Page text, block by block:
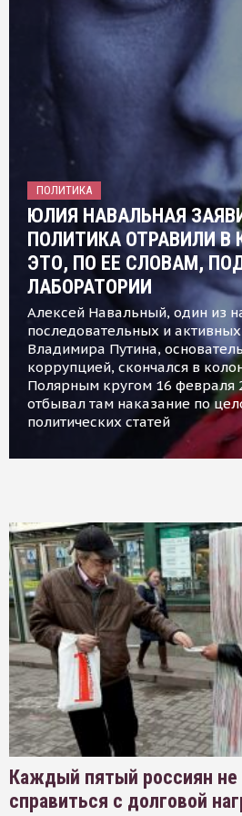
ПОЛИТИКА
ЮЛИЯ НАВАЛЬНАЯ
ПОЛИТИКА ОТРАВИЛИ В
ЭТО, ПО ЕЕ СЛОВАМ,
ЛАБОРАТОРИИ
Алексей Навальный, один из
последовательных и
Владимира Путина,
коррупцией, скончался в
Полярным кругом 16 февраля
отбывал там наказание по
политических статей
Каждый пятый россиян
справиться с долговой